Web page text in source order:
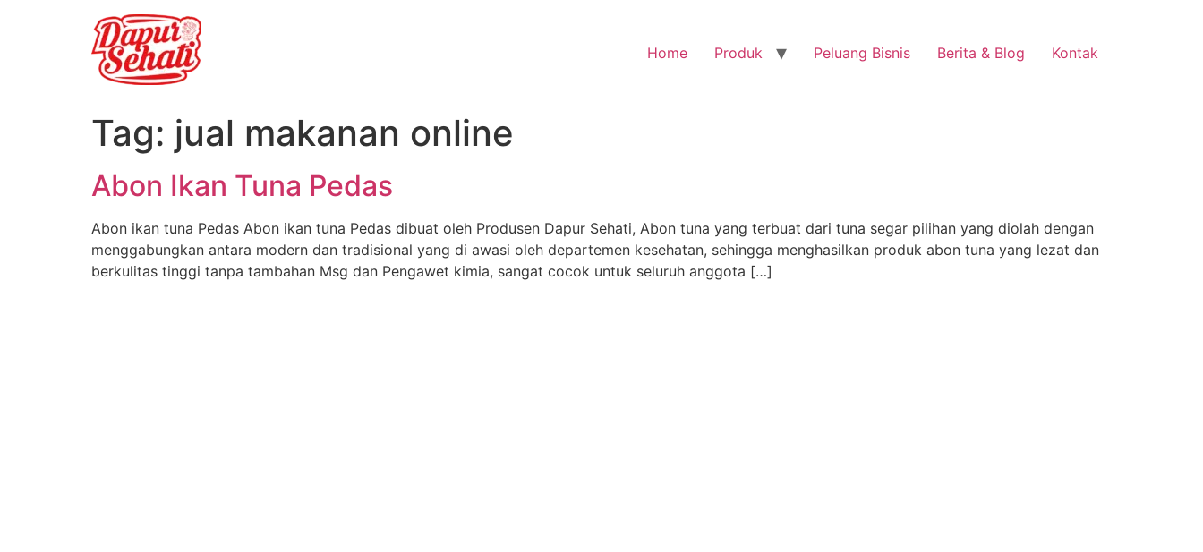
Home Produk Peluang Bisnis Berita & Blog Kontak
Tag: jual makanan online
Abon Ikan Tuna Pedas
Abon ikan tuna Pedas Abon ikan tuna Pedas dibuat oleh Produsen Dapur Sehati, Abon tuna yang terbuat dari tuna segar pilihan yang diolah dengan
menggabungkan antara modern dan tradisional yang di awasi oleh departemen kesehatan, sehingga menghasilkan produk abon tuna yang lezat dan
berkulitas tinggi tanpa tambahan Msg dan Pengawet kimia, sangat cocok untuk seluruh anggota […]